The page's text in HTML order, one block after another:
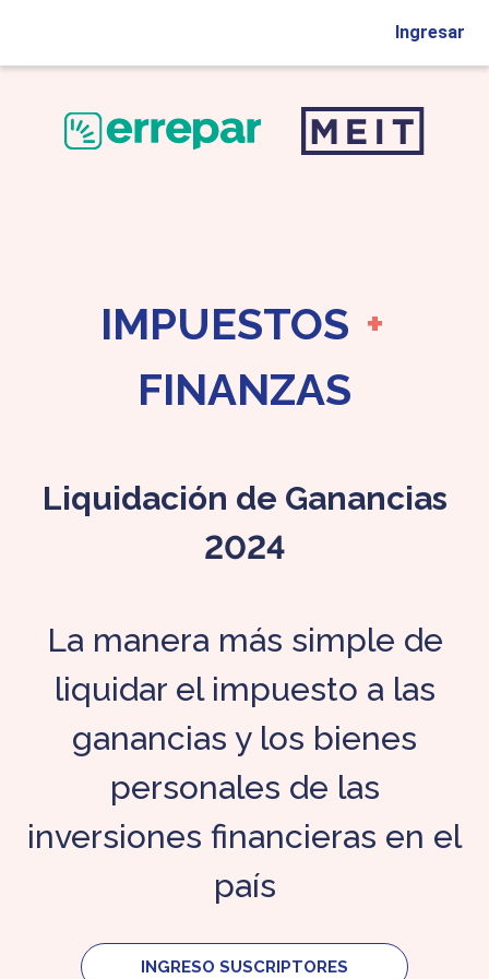
Ingresar
IMPUESTOS +
FINANZAS
Liquidación de Ganancias
2024
La manera más simple de
liquidar el impuesto a las
ganancias y los bienes
personales de las
inversiones financieras en el
país
INGRESO SUSCRIPTORES